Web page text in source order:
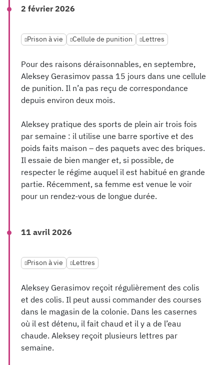
2 février 2026
Prison à vie Cellule de punition Lettres
Pour des raisons déraisonnables, en septembre,
Aleksey Gerasimov passa 15 jours dans une cellule
de punition. Il n’a pas reçu de correspondance
depuis environ deux mois.
Aleksey pratique des sports de plein air trois fois
par semaine : il utilise une barre sportive et des
poids faits maison – des paquets avec des briques.
Il essaie de bien manger et, si possible, de
respecter le régime auquel il est habitué en grande
partie. Récemment, sa femme est venue le voir
pour un rendez-vous de longue durée.
11 avril 2026
Prison à vie Lettres
Aleksey Gerasimov reçoit régulièrement des colis
et des colis. Il peut aussi commander des courses
dans le magasin de la colonie. Dans les casernes
où il est détenu, il fait chaud et il y a de l’eau
chaude. Aleksey reçoit plusieurs lettres par
semaine.